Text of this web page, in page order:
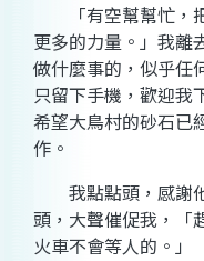
「有空幫幫忙，
更多的力量。」我離
做什麼事的，似乎任
只留下手機，歡迎我
希望大鳥村的砂石已
作。
我點點頭，感謝
頭，大聲催促我，「
火車不會等人的。」